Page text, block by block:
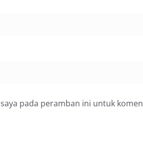
pada peramban ini untuk